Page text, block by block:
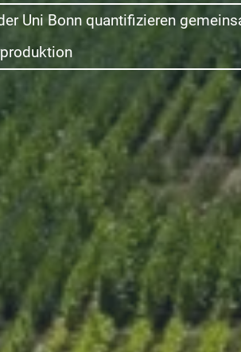
Uni Bonn quantifizieren